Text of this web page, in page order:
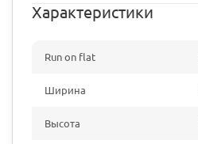
Характеристики
Run on flat
Ширина
Высота